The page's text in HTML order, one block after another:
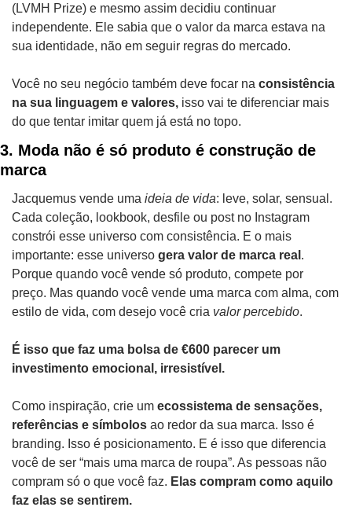
(LVMH Prize) e mesmo assim decidiu continuar
independente. Ele sabia que o valor da marca estava na
sua identidade, não em seguir regras do mercado.
Você no seu negócio também deve focar na consistência
na sua linguagem e valores, isso vai te diferenciar mais
do que tentar imitar quem já está no topo.
3. Moda não é só produto é construção de
marca
Jacquemus vende uma ideia de vida: leve, solar, sensual.
Cada coleção, lookbook, desfile ou post no Instagram
constrói esse universo com consistência. E o mais
importante: esse universo gera valor de marca real .
Porque quando você vende só produto, compete por
preço. Mas quando você vende uma marca com alma, com
estilo de vida, com desejo você cria valor percebido.
É isso que faz uma bolsa de €600 parecer um
investimento emocional, irresistível.
Como inspiração, crie um ecossistema de sensações,
referências e símbolos ao redor da sua marca. Isso é
branding. Isso é posicionamento. E é isso que diferencia
você de ser “mais uma marca de roupa”. As pessoas não
compram só o que você faz. Elas compram como aquilo
faz elas se sentirem.